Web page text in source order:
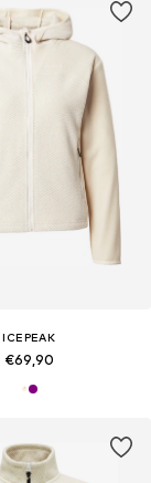
ICEPEAK
€69,90